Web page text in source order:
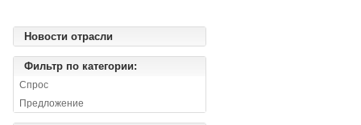
Новости отрасли
Фильтр по категории:
Спрос
Предложение